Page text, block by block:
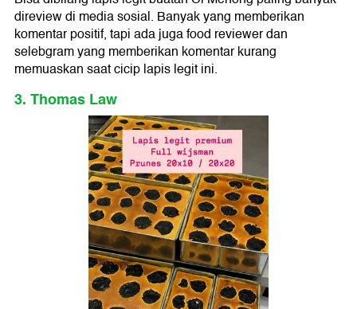
direview di media sosial. Banyak yang memberikan
komentar positif, tapi ada juga food reviewer dan
selebgram yang memberikan komentar kurang
memuaskan saat cicip lapis legit ini.
3. Thomas Law